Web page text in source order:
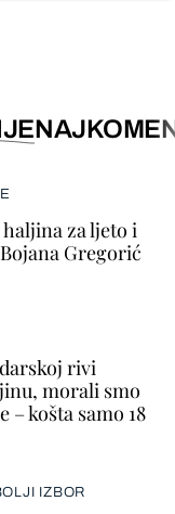
haljina za ljeto i
Gregorić
rivi
morali smo
– košta samo 18
IZBOR